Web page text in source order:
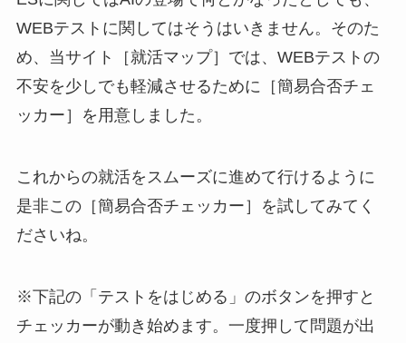
WEBテストに関してはそうはいきません。そのた
め、当サイト［就活マップ］では、WEBテストの
不安を少しでも軽減させるために［簡易合否チェ
ッカー］を用意しました。
これからの就活をスムーズに進めて行けるように
是非この［簡易合否チェッカー］を試してみてく
ださいね。
※下記の「テストをはじめる」のボタンを押すと
チェッカーが動き始めます。一度押して問題が出